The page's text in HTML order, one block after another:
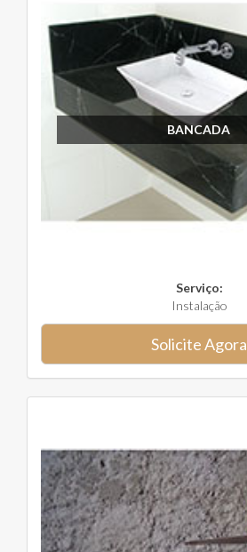
BANCADA
Serviço:
Instalação
Solicite Agora